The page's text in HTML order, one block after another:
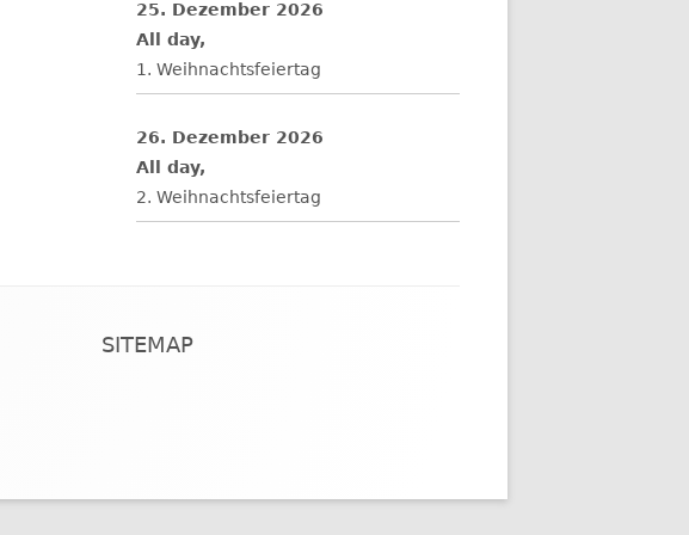
25. Dezember 2026
All day,
1. Weihnachtsfeiertag
26. Dezember 2026
All day,
2. Weihnachtsfeiertag
SITEMAP